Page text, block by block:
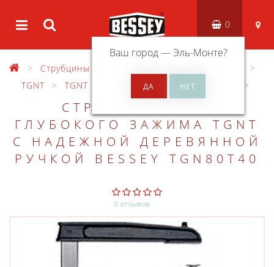
Ваш город —Эль-Монте?
0
Струбцины
TGNT
TGNT с надежной деревянной ручкой
СТРУБЦИНА ДЛЯ
ГЛУБОКОГО ЗАЖИМА TGNT
С НАДЕЖНОЙ ДЕРЕВЯННОЙ
РУЧКОЙ BESSEY TGN80T40
0 отзывов